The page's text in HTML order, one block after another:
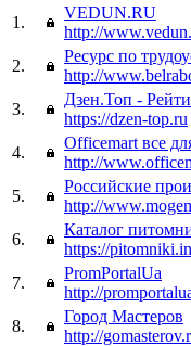
1.
VEDUN.RU
http://
2.
Ресурс по
http://
3.
Дзен.Топ -
https://dzen-top.ru
4.
Officemart все
http://
5.
Российские
http://
6.
Каталог
https://
7.
PromPortalUa
http://
8.
Город Мастеров
http://